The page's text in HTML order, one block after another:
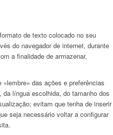
de texto colocado no seu
do navegador de internet, durante
a finalidade de armazenar,
das ações e preferências
língua escolhida, do tamanho dos
evitam que tenha de inserir
seja necessário voltar a configurar